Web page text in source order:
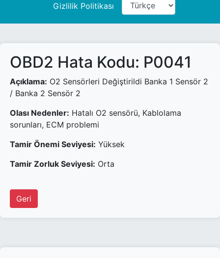
Gizlilik Politikası
OBD2 Hata Kodu: P0041
Açıklama: O2 Sensörleri Değiştirildi Banka 1 Sensör 2
/ Banka 2 Sensör 2
Olası Nedenler: Hatalı O2 sensörü, Kablolama
sorunları, ECM problemi
Tamir Önemi Seviyesi: Yüksek
Tamir Zorluk Seviyesi: Orta
Geri